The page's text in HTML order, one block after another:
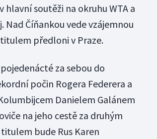
hlavní soutěži na okruhu WTA a
Číňankou vede vzájemnou
předloni v Praze.
za sebou do
počin Rogera Federera a
Danielem Galánem
na jeho cestě za druhým
bude Rus Karen